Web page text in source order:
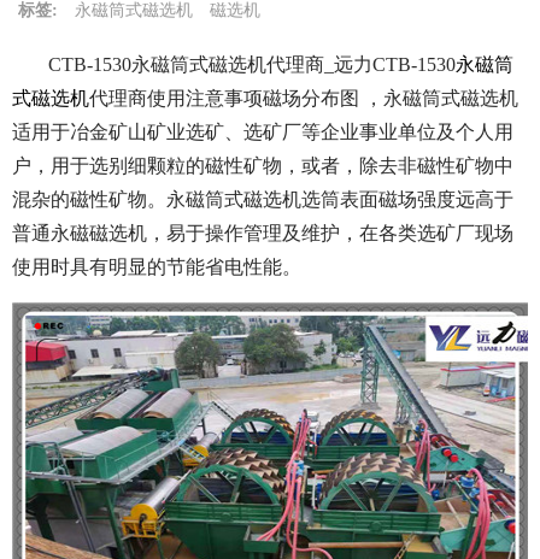
标签: 永磁筒式磁选机 磁选机
CTB-1530永磁筒式磁选机代理商_远力CTB-1530永磁筒
式磁选机代理商使用注意事项磁场分布图 ，永磁筒式磁选机
适用于冶金矿山矿业选矿、选矿厂等企业事业单位及个人用
户，用于选别细颗粒的磁性矿物，或者，除去非磁性矿物中
混杂的磁性矿物。永磁筒式磁选机选筒表面磁场强度远高于
普通永磁磁选机，易于操作管理及维护，在各类选矿厂现场
使用时具有明显的节能省电性能。